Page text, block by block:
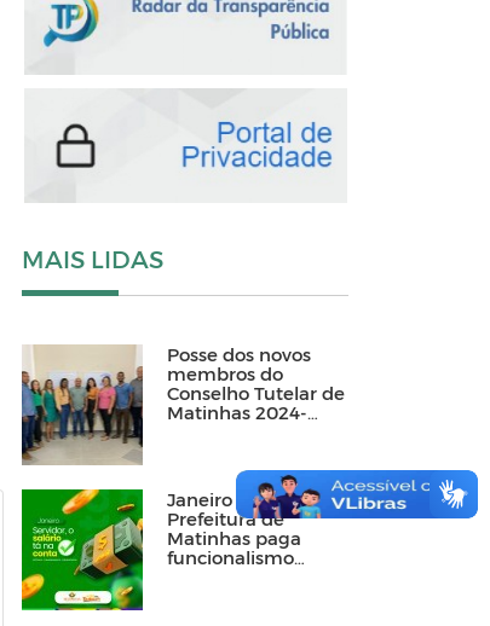
MAIS LIDAS
Posse dos novos
membros do
Conselho Tutelar de
Matinhas 2024-
Janeiro de 2024:
Prefeitura de
Matinhas paga
funcionalismo